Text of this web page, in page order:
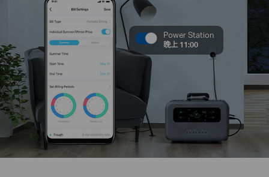
Power Station
晚上 11:00